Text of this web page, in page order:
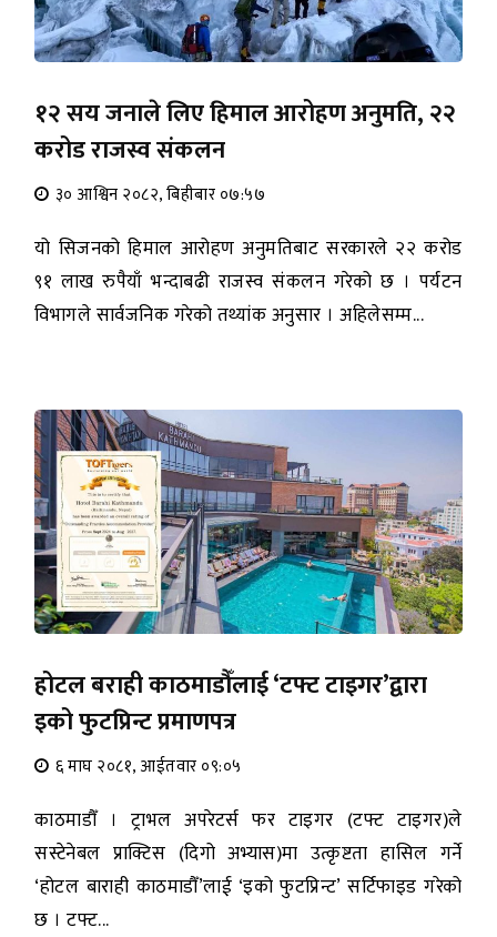
१२ सय जनाले लिए हिमाल आरोहण अनुमति, २२
करोड राजस्व संकलन
३० आश्विन २०८२, बिहीबार ०७:५७
यो सिजनको हिमाल आरोहण अनुमतिबाट सरकारले २२ करोड
९१ लाख रुपैयाँ भन्दाबढी राजस्व संकलन गरेको छ । पर्यटन
विभागले सार्वजनिक गरेको तथ्यांक अनुसार । अहिलेसम्म...
होटल बराही काठमाडौँलाई ‘टफ्ट टाइगर’द्वारा
इको फुटप्रिन्ट प्रमाणपत्र
६ माघ २०८१, आईतवार ०९:०५
काठमाडौँ । ट्राभल अपरेटर्स फर टाइगर (टफ्ट टाइगर)ले
सस्टेनेबल प्राक्टिस (दिगो अभ्यास)मा उत्कृष्टता हासिल गर्ने
‘होटल बाराही काठमाडौँ’लाई ‘इको फुटप्रिन्ट’ सर्टिफाइड गरेको
छ । टफ्ट...